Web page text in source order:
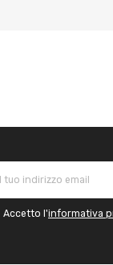
Accetto l'informativa